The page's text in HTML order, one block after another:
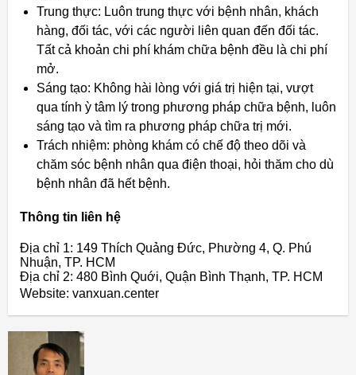
Trung thực: Luôn trung thực với bệnh nhân, khách
hàng, đối tác, với các người liên quan đến đối tác.
Tất cả khoản chi phí khám chữa bệnh đều là chi phí
mở.
Sáng tạo: Không hài lòng với giá trị hiện tại, vượt
qua tính ỳ tâm lý trong phương pháp chữa bệnh, luôn
sáng tạo và tìm ra phương pháp chữa trị mới.
Trách nhiệm: phòng khám có chế độ theo dõi và
chăm sóc bệnh nhân qua điện thoại, hỏi thăm cho dù
bệnh nhân đã hết bệnh.
Thông tin liên hệ
Địa chỉ 1: 149 Thích Quảng Đức, Phường 4, Q. Phú
Nhuận, TP. HCM
Địa chỉ 2: 480 Bình Quới, Quận Bình Thạnh, TP. HCM
Website: vanxuan.center